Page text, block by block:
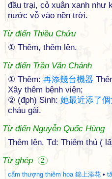
đầu trại, cỏ xuân xanh như
nước vỗ vào nền trời.
Từ điển Thiều Chửu
① Thêm, thêm lên.
Từ điển Trần Văn Chánh
① Thêm: 再添幾台機器
Xây thêm bệnh viện;
② (đph) Sinh: 她最近添了個
cháu gái.
Từ điển Nguyễn Quốc Hùng
Thêm lên. Td: Thiêm thủ (
Từ ghép
2
cẩm thượng thiêm hoa 錦上添花 •